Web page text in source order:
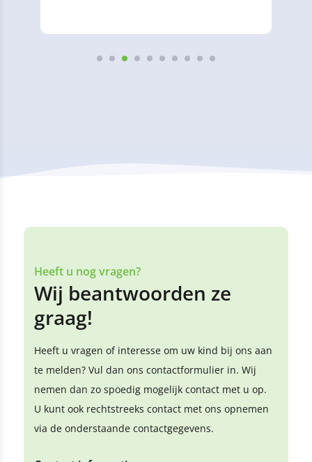
Heeft u nog vragen?
Wij beantwoorden ze
graag!
Heeft u vragen of interesse om uw kind bij ons aan
te melden? Vul dan ons contactformulier in. Wij
nemen dan zo spoedig mogelijk contact met u op.
U kunt ook rechtstreeks contact met ons opnemen
via de onderstaande contactgegevens.